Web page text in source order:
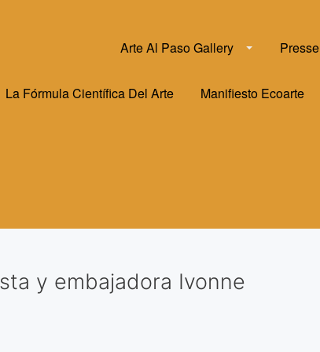
Arte Al Paso Gallery Presse
La Fórmula Científica Del Arte Manifiesto Ecoarte
y embajadora Ivonne